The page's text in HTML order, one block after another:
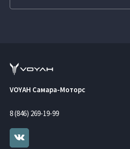
VOYAH Самара-Моторс
8 (846) 269-19-99